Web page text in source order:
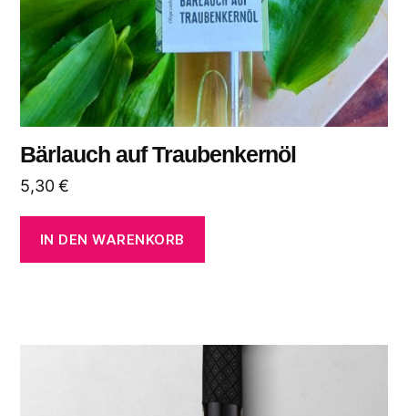
Bärlauch auf Traubenkernöl
5,30€
IN DEN WARENKORB